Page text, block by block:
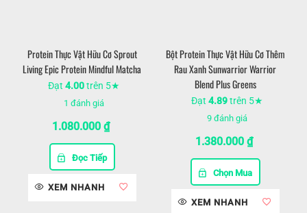
Protein Thực Vật Hữu Cơ Sprout
Living Epic Protein Mindful Matcha
Đạt 4.00trên 5★
1 đánh giá
1.080.000 ₫
Đọc Tiếp
XEM NHANH
Bột Protein Thực Vật Hữu Cơ Thêm
Rau Xanh Sunwarrior Warrior
Blend Plus Greens
Đạt 4.89trên 5★
9đánh giá
1.380.000 ₫
Chọn Mua
XEM NHANH